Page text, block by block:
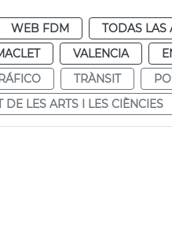
WEB FDM
TODAS LAS
VALENCIA
TRÀNSIT
DE LES ARTS I LES CIÈNCIES